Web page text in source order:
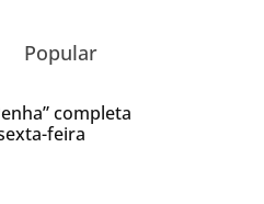
Popular
completa
feira